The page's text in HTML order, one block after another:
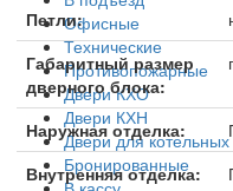
Офисные
Технические
Противопожарные
Двери КХО
Двери КХН
Двери для котельных
Бронированные
Петли:
Габаритный размер
дверного блока:
Наружная отделка:
Внутренняя отделка: